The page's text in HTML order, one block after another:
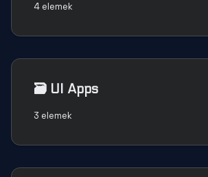
4 elemek
🗃️ UI Apps
3 elemek